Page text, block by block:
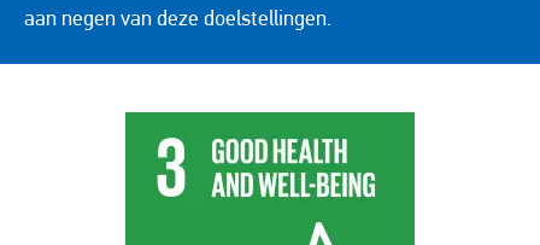
aan negen van deze doelstellingen.